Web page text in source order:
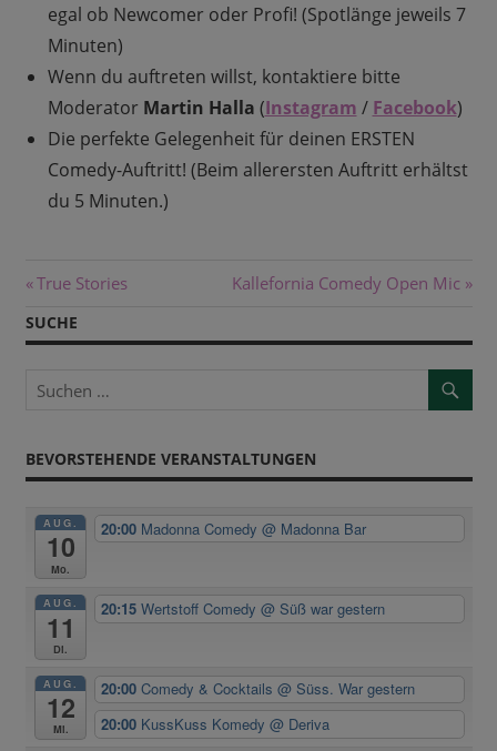
egal ob Newcomer oder Profi! (Spotlänge jeweils 7
Minuten)
Wenn du auftreten willst, kontaktiere bitte
Moderator Martin Halla (Instagram / Facebook)
Die perfekte Gelegenheit für deinen ERSTEN
Comedy-Auftritt! (Beim allerersten Auftritt erhältst
du 5 Minuten.)
Beitragsnavigation
Vorheriger
True Stories
Nächster
Kallefornia Comedy Open Mic
SUCHE
BEVORSTEHENDE VERANSTALTUNGEN
AUG.
10
Mo.
20:00 Madonna Comedy@ Madonna Bar
AUG.
11
Di.
20:15Wertstoff Comedy@ Süß war gestern
AUG.
12
Mi.
20:00Comedy & Cocktails@ Süss. War gestern
20:00 KussKuss Komedy@ Deriva